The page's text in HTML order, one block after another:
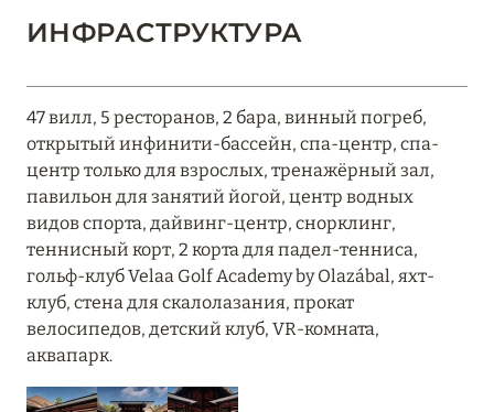
ИНФРАСТРУКТУРА
47 вилл, 5 ресторанов, 2 бара, винный погреб,
открытый инфинити-бассейн, спа-центр, спа-
центр только для взрослых, тренажёрный зал,
павильон для занятий йогой, центр водных
видов спорта, дайвинг-центр, снорклинг,
теннисный корт, 2 корта для падел-тенниса,
гольф-клуб Velaa Golf Academy by Olazábal, яхт-
клуб, стена для скалолазания, прокат
велосипедов, детский клуб, VR-комната,
аквапарк.